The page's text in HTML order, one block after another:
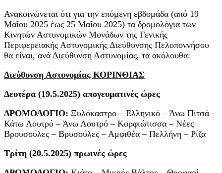
Ανακοινώνεται ότι για την επόμενη εβδομάδα (από 19
Μαΐου 2025 έως 25 Μαΐου 2025) τα δρομολόγια των
Κινητών Αστυνομικών Μονάδων της Γενικής
Περιφερειακής Αστυνομικής Διεύθυνσης Πελοποννήσου
θα είναι, ανά Διεύθυνση Αστυνομίας, τα ακόλουθα:
Διεύθυνση Αστυνομίας ΚΟΡΙΝΘΙΑΣ
Δευτέρα (19.5.2025) απογευματινές ώρες
ΔΡΟΜΟΛΟΓΙΟ: Ξυλόκαστρο – Ελληνικό – Άνω Πιτσά –
Κάτω Λουτρό – Άνω Λουτρό – Κορφιώτισσα – Νέες
Βρουσούλες – Βρυσούλες – Αμφιθέα – Πελλήνη – Ρίζα
Τρίτη (20.5.2025) πρωινές ώρες